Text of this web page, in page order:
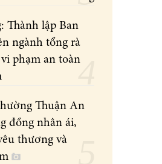
Thành lập Ban
ngành tổng rà
phạm an toàn
Thuận An
đồng nhân ái,
thương và